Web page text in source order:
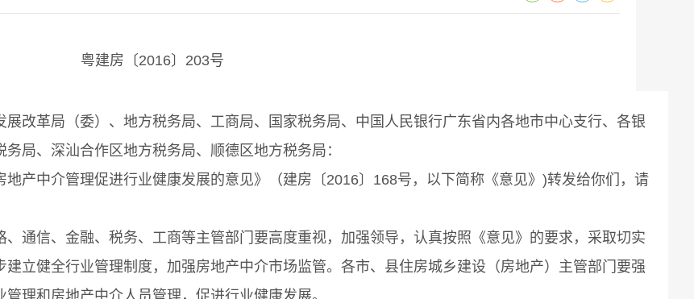
粤建房〔2016〕203号
改革局（委）、地方税务局、工商局、国家税务局、中国人民银行广东省内各地市中心支行、各银
局、深汕合作区地方税务局、顺德区地方税务局：
中介管理促进行业健康发展的意见》（建房〔2016〕168号，以下简称《意见》)转发给你们，请
信、金融、税务、工商等主管部门要高度重视，加强领导，认真按照《意见》的要求，采取切实
立健全行业管理制度，加强房地产中介市场监管。各市、县住房城乡建设（房地产）主管部门要强
理和房地产中介人员管理，促进行业健康发展。